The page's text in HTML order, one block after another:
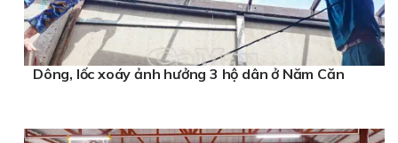
Dông, lốc xoáy ảnh hưởng 3 hộ dân ở Năm Căn